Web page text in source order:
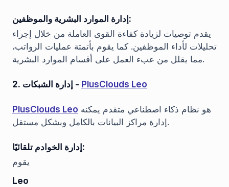
إدارة الموارد البشرية والموظفين:
يقدم توصيات لزيادة كفاءة القوى العاملة من خلال إجراء
تحليلات لأداء الموظفين. كما يقوم بأتمتة عمليات الرواتب،
مما يقلل من عبء العمل على أقسام الموارد البشرية.
2. إدارة الشبكات - PlusClouds Leo
PlusClouds Leo
إدارة مراكز البيانات بالكامل وبشكل مستقل.
إدارة الخوادم تلقائيًا:
يقوم
Leo